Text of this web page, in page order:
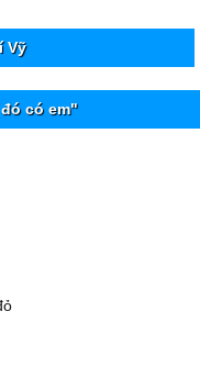
Vỹ
có em"